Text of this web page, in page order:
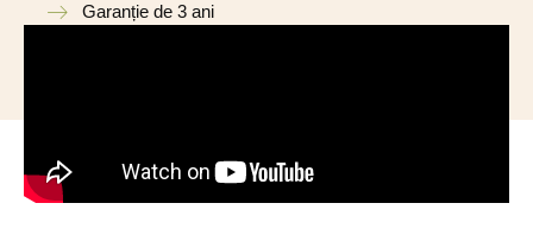
Garanție de 3 ani